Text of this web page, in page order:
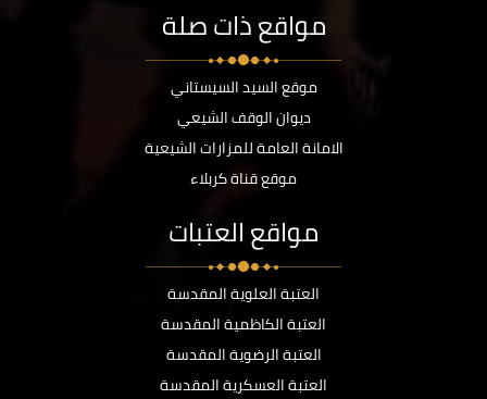
مواقع ذات صلة
موقع السيد السيستاني
ديوان الوقف الشيعي
الامانة العامة للمزارات الشيعية
موقع قناة كربلاء
مواقع العتبات
العتبة العلوية المقدسة
العتبة الكاظمية المقدسة
العتبة الرضوية المقدسة
العتبة العسكرية المقدسة